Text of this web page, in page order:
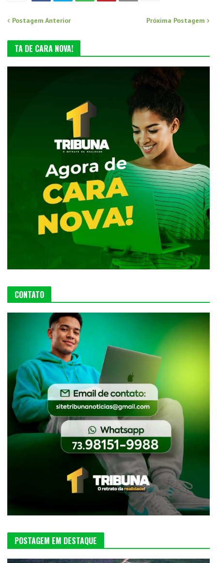
Postagem Anterior Próxima Postagem
TA DE CARA NOVA!
CONTATO
POSTAGEM EM DESTAQUE